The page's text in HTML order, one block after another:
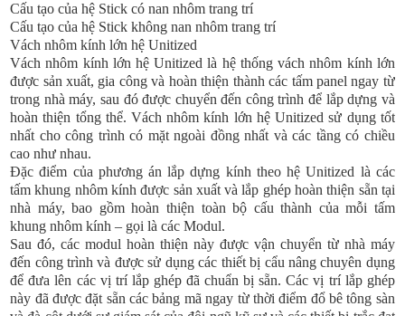
Cấu tạo của hệ Stick có nan nhôm trang trí
Cấu tạo của hệ Stick không nan nhôm trang trí
Vách nhôm kính lớn hệ Unitized
Vách nhôm kính lớn hệ Unitized là hệ thống vách nhôm kính lớn
được sản xuất, gia công và hoàn thiện thành các tấm panel ngay từ
trong nhà máy, sau đó được chuyển đến công trình để lắp dựng và
hoàn thiện tổng thể. Vách nhôm kính lớn hệ Unitized sử dụng tốt
nhất cho công trình có mặt ngoài đồng nhất và các tầng có chiều
cao như nhau.
Đặc điểm của phương án lắp dựng kính theo hệ Unitized là các
tấm khung nhôm kính được sản xuất và lắp ghép hoàn thiện sẵn tại
nhà máy, bao gồm hoàn thiện toàn bộ cấu thành của mỗi tấm
khung nhôm kính – gọi là các Modul.
Sau đó, các modul hoàn thiện này được vận chuyển từ nhà máy
đến công trình và được sử dụng các thiết bị cẩu nâng chuyên dụng
để đưa lên các vị trí lắp ghép đã chuẩn bị sẵn. Các vị trí lắp ghép
này đã được đặt sẵn các bảng mã ngay từ thời điểm đổ bê tông sàn